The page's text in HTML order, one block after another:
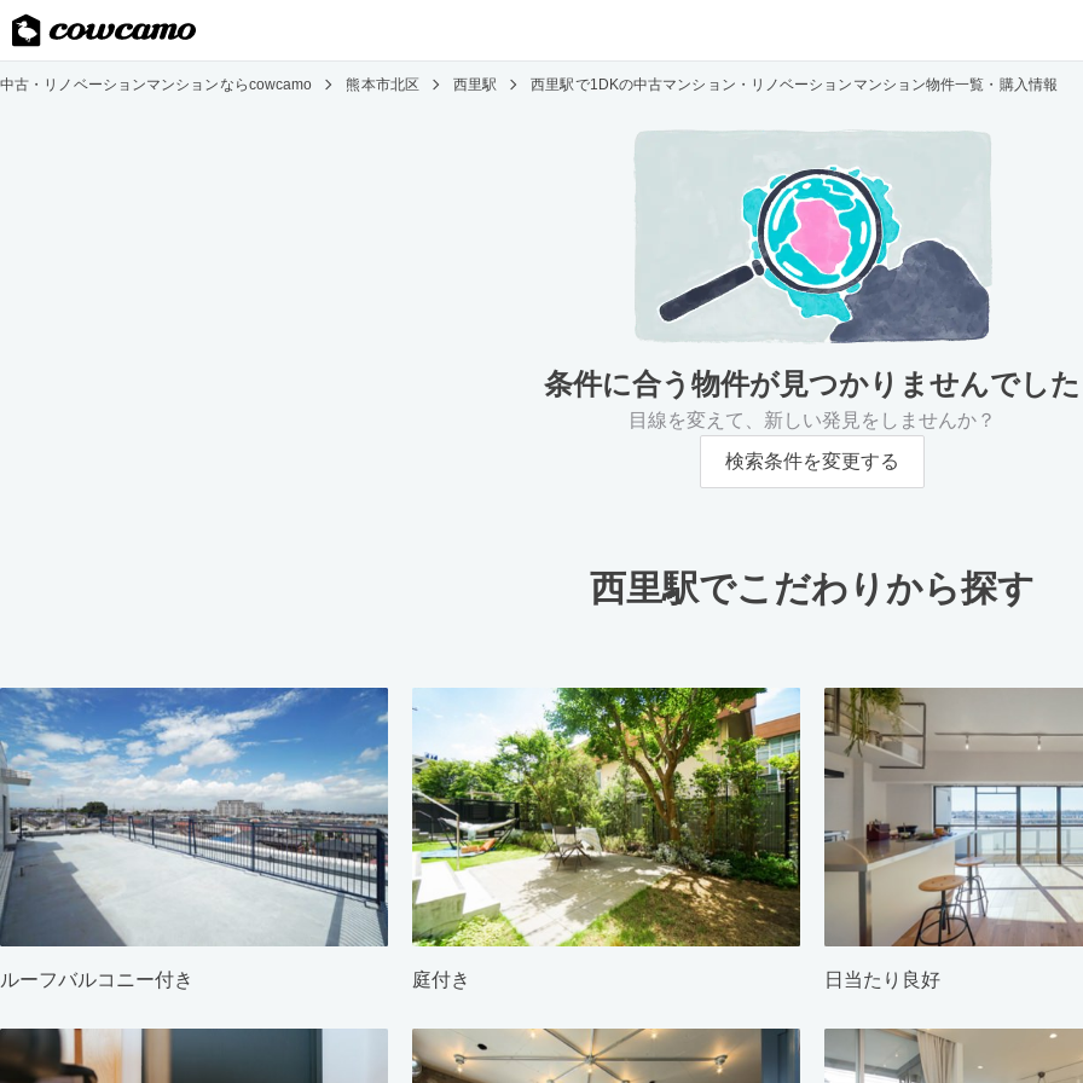
中古・リノベーションマンションならcowcamo 熊本市北区 西里駅 西里駅で1DKの中古マンション・リノベーションマンション物件一覧・購入情報
条件に合う物件が見つかりませんでした
目線を変えて、新しい発見をしませんか？
検索条件を変更する
西里駅でこだわりから探す
ルーフバルコニー付き 庭付き 日当たり良好